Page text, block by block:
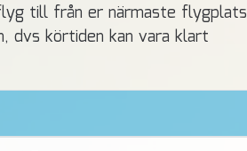
till från er närmaste flygplats
dvs körtiden kan vara klart